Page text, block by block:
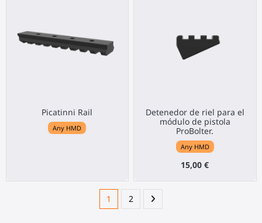
Picatinni Rail
Any HMD
Detenedor de riel para el
módulo de pistola
ProBolter.
Any HMD
15,00 €
1 2